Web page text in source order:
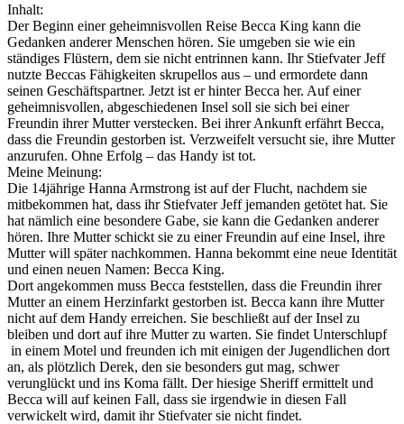
Inhalt:
Der Beginn einer geheimnisvollen Reise Becca King kann die
Gedanken anderer Menschen hören. Sie umgeben sie wie ein
ständiges Flüstern, dem sie nicht entrinnen kann. Ihr Stiefvater Jeff
nutzte Beccas Fähigkeiten skrupellos aus – und ermordete dann
seinen Geschäftspartner. Jetzt ist er hinter Becca her. Auf einer
geheimnisvollen, abgeschiedenen Insel soll sie sich bei einer
Freundin ihrer Mutter verstecken. Bei ihrer Ankunft erfährt Becca,
dass die Freundin gestorben ist. Verzweifelt versucht sie, ihre Mutter
anzurufen. Ohne Erfolg – das Handy ist tot.
Meine Meinung:
Die 14jährige Hanna Armstrong ist auf der Flucht, nachdem sie
mitbekommen hat, dass ihr Stiefvater Jeff jemanden getötet hat. Sie
hat nämlich eine besondere Gabe, sie kann die Gedanken anderer
hören. Ihre Mutter schickt sie zu einer Freundin auf eine Insel, ihre
Mutter will später nachkommen. Hanna bekommt eine neue Identität
und einen neuen Namen: Becca King.
Dort angekommen muss Becca feststellen, dass die Freundin ihrer
Mutter an einem Herzinfarkt gestorben ist. Becca kann ihre Mutter
nicht auf dem Handy erreichen. Sie beschließt auf der Insel zu
bleiben und dort auf ihre Mutter zu warten. Sie findet Unterschlupf
in einem Motel und freunden ich mit einigen der Jugendlichen dort
an, als plötzlich Derek, den sie besonders gut mag, schwer
verunglückt und ins Koma fällt. Der hiesige Sheriff ermittelt und
Becca will auf keinen Fall, dass sie irgendwie in diesen Fall
verwickelt wird, damit ihr Stiefvater sie nicht findet.